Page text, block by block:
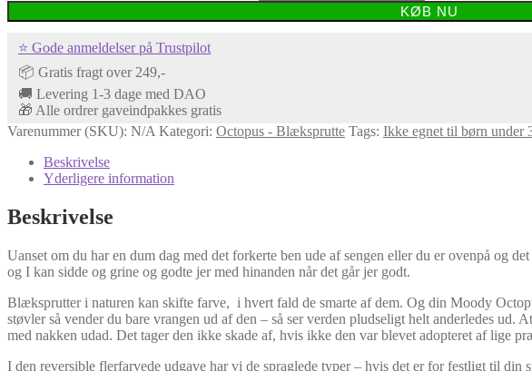
KØB NU
⭐ Gode anmeldelser på Trustpilot
📦 Gratis fragt over 249,-
🚚 Levering 1-3 dage med DAO
🎁 Alle ordrer gaveindpakkes gratis
Varenummer (SKU): N/A Kategori: Octopus - Blæksprutte Tags: Ikke egnet til børn under
Beskrivelse
Yderligere information
Beskrivelse
Uanset om du har en dum dag med det forkerte ben ude af sengen eller du er ovenpå og
og I kan sidde og grine og godte jer med hinanden når det går jer godt.
Blæksprutter i naturen kan skifte farve, i hvert fald de smarte af dem. Og din Moody
støvler så vender du bare vrangen ud af den – så ser verden pludseligt helt anderledes
med nakken udad. Det tager den ikke skade af, hvis ikke den var blevet adopteret af lige
I den reversible flerfarvede udgave har vi de spraglede typer – hvis det er for festligt til din